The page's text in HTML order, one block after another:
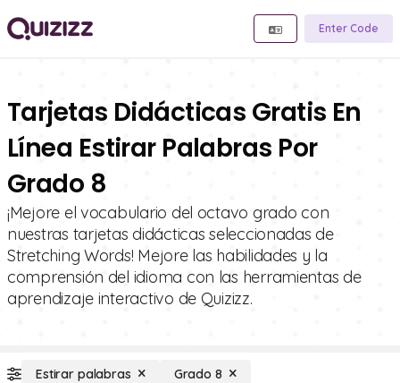
Enter Code
Tarjetas Didácticas Gratis En
Línea Estirar Palabras Por
Grado 8
¡Mejore el vocabulario del octavo grado con
nuestras tarjetas didácticas seleccionadas de
Stretching Words! Mejore las habilidades y la
comprensión del idioma con las herramientas de
aprendizaje interactivo de Quizizz.
Estirar palabras Grado 8